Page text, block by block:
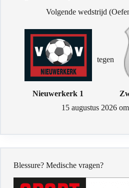
Volgende wedstrijd
Nieuwerkerk 1
tegen
15 augustus 2026
Blessure? Medische vragen?